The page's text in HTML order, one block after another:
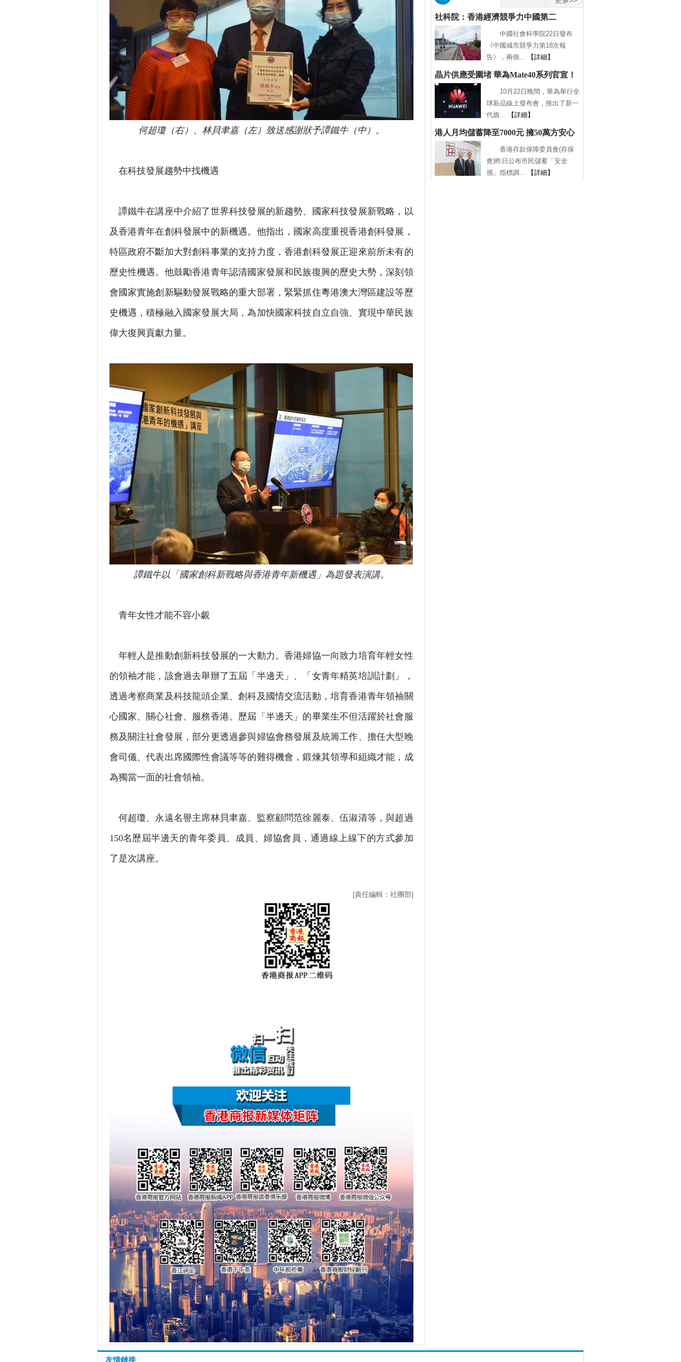
何超瓊（右）、林貝聿嘉（左）致送感謝狀予譚鐵牛（中）。
在科技發展趨勢中找機遇
譚鐵牛在講座中介紹了世界科技發展的新趨勢、國家科技發展新戰略，以
及香港青年在創科發展中的新機遇。他指出，國家高度重視香港創科發展，
特區政府不斷加大對創科事業的支持力度，香港創科發展正迎來前所未有的
歷史性機遇。他鼓勵香港青年認清國家發展和民族復興的歷史大勢，深刻領
會國家實施創新驅動發展戰略的重大部署，緊緊抓住粵港澳大灣區建設等歷
史機遇，積極融入國家發展大局，為加快國家科技自立自強、實現中華民族
偉大復興貢獻力量。
譚鐵牛以「國家創科新戰略與香港青年新機遇」為題發表演講。
青年女性才能不容小覷
年輕人是推動創新科技發展的一大動力。香港婦協一向致力培育年輕女性
的領袖才能，該會過去舉辦了五屆「半邊天」、「女青年精英培訓計劃」，
透過考察商業及科技龍頭企業、創科及國情交流活動，培育香港青年領袖關
心國家、關心社會、服務香港。歷屆「半邊天」的畢業生不但活躍於社會服
務及關注社會發展，部分更透過參與婦協會務發展及統籌工作、擔任大型晚
會司儀、代表出席國際性會議等等的難得機會，鍛煉其領導和組織才能，成
為獨當一面的社會領袖。
何超瓊、永遠名譽主席林貝聿嘉、監察顧問范徐麗泰、伍淑清等，與超過
150名歷屆半邊天的青年委員、成員、婦協會員，通過線上線下的方式參加
了是次講座。
[責任編輯：社團部]